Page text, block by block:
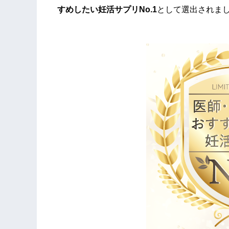
すめしたい妊活サプリNo.1として選出されま